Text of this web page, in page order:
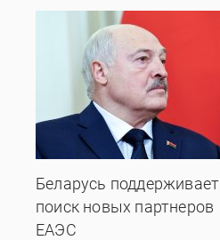
Беларусь поддерживает
поиск новых партнеров
ЕАЭС